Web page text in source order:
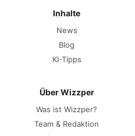
Inhalte
News
Blog
KI-Tipps
Über Wizzper
Was ist Wizzper?
Team & Redaktion